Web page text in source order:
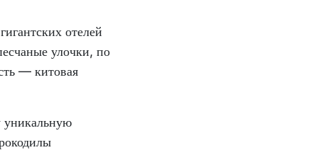
отелей
улочки, по
— китовая
уникальную